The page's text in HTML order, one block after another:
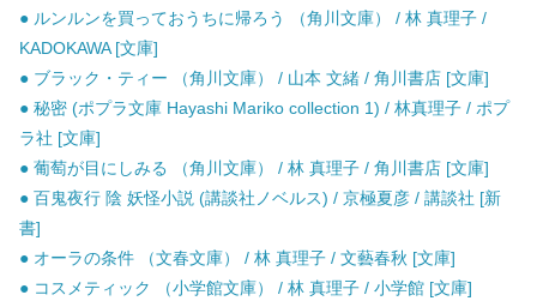
● ルンルンを買っておうちに帰ろう （角川文庫） / 林 真理子 /
KADOKAWA [文庫]
● ブラック・ティー （角川文庫） / 山本 文緒 / 角川書店 [文庫]
● 秘密 (ポプラ文庫 Hayashi Mariko collection 1) / 林真理子 / ポプ
ラ社 [文庫]
● 葡萄が目にしみる （角川文庫） / 林 真理子 / 角川書店 [文庫]
● 百鬼夜行 陰 妖怪小説 (講談社ノベルス) / 京極夏彦 / 講談社 [新
書]
● オーラの条件 （文春文庫） / 林 真理子 / 文藝春秋 [文庫]
● コスメティック （小学館文庫） / 林 真理子 / 小学館 [文庫]